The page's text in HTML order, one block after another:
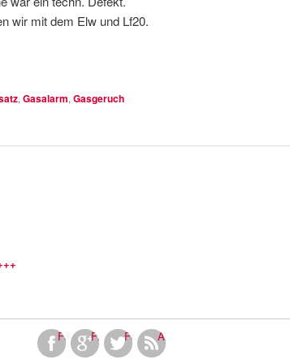
wir mit dem Elw und Lf20.
, Gasalarm, Gasgeruch
FacebookFinde uns bei Google+
Folge uns bei Twitter!
Abonniere unseren RSS